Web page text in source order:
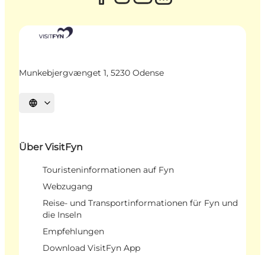
Munkebjergvænget 1, 5230 Odense
Sprache auswählen
Über VisitFyn
Touristeninformationen auf Fyn
Webzugang
Reise- und Transportinformationen für Fyn und
die Inseln
Empfehlungen
Download VisitFyn App